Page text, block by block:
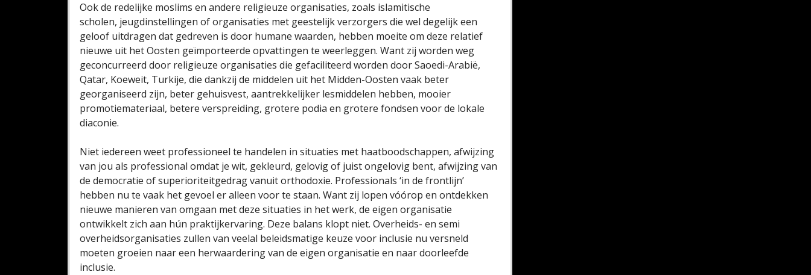
Ook de redelijke moslims en andere religieuze organisaties, zoals islamitische
scholen, jeugdinstellingen of organisaties met geestelijk verzorgers die wel degelijk een
geloof uitdragen dat gedreven is door humane waarden, hebben moeite om deze relatief
nieuwe uit het Oosten geïmporteerde opvattingen te weerleggen. Want zij worden weg
geconcurreerd door religieuze organisaties die gefaciliteerd worden door Saoedi-Arabië,
Qatar, Koeweit, Turkije, die dankzij de middelen uit het Midden-Oosten vaak beter
georganiseerd zijn, beter gehuisvest, aantrekkelijker lesmiddelen hebben, mooier
promotiemateriaal, betere verspreiding, grotere podia en grotere fondsen voor de lokale
diaconie.
Niet iedereen weet professioneel te handelen in situaties met haatboodschappen, afwijzing
van jou als professional omdat je wit, gekleurd, gelovig of juist ongelovig bent, afwijzing van
de democratie of superioriteitgedrag vanuit orthodoxie. Professionals ‘in de frontlijn’
hebben nu te vaak het gevoel er alleen voor te staan. Want zij lopen vóórop en ontdekken
nieuwe manieren van omgaan met deze situaties in het werk, de eigen organisatie
ontwikkelt zich aan hún praktijkervaring. Deze balans klopt niet. Overheids- en semi
overheidsorganisaties zullen van veelal beleidsmatige keuze voor inclusie nu versneld
moeten groeien naar een herwaardering van de eigen organisatie en naar doorleefde
inclusie.